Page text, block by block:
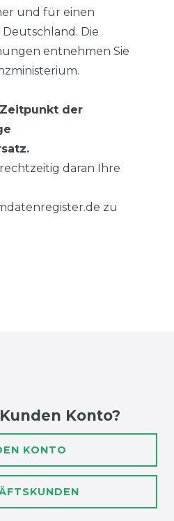
und für einen
Die
entnehmen Sie
der
daran Ihre
zu
Konto?
KONTO